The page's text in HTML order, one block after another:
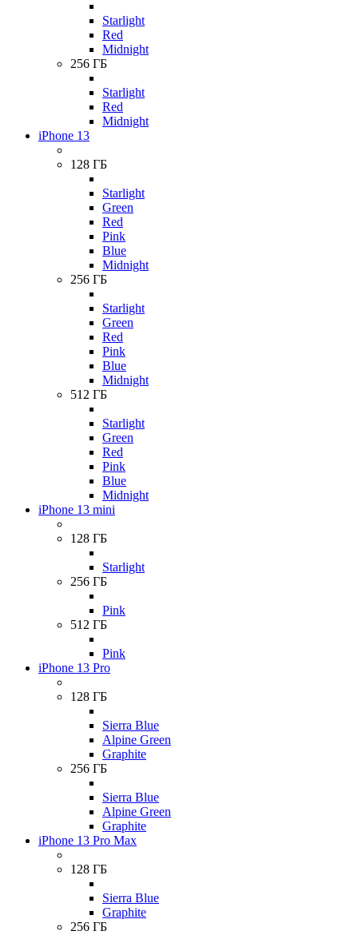
Starlight
Red
Midnight
256 ГБ
Starlight
Red
Midnight
iPhone 13
128 ГБ
Starlight
Green
Red
Pink
Blue
Midnight
256 ГБ
Starlight
Green
Red
Pink
Blue
Midnight
512 ГБ
Starlight
Green
Red
Pink
Blue
Midnight
iPhone 13 mini
128 ГБ
Starlight
256 ГБ
Pink
512 ГБ
Pink
iPhone 13 Pro
128 ГБ
Sierra Blue
Alpine Green
Graphite
256 ГБ
Sierra Blue
Alpine Green
Graphite
iPhone 13 Pro Max
128 ГБ
Sierra Blue
Graphite
256 ГБ